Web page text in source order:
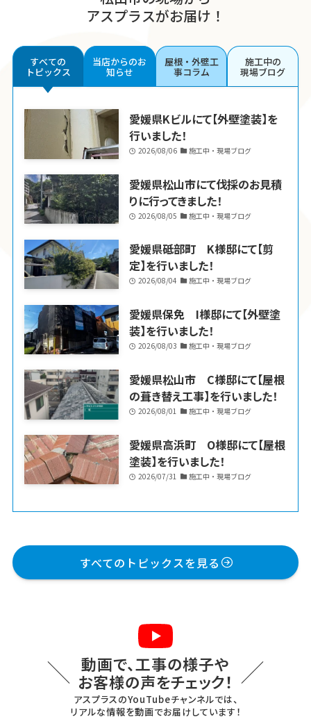
アスプラスがお届け！
すべての
トピックス
当店からのお
知らせ
屋根・外壁工
事コラム
施工中の
現場ブログ
愛媛県Kビルにて【外壁塗装】を
行いました！
2026/08/06 施工中・現場ブログ
愛媛県松山市にて伐採のお見積
りに行ってきました！
2026/08/05 施工中・現場ブログ
愛媛県砥部町 K様邸にて【剪
定】を行いました！
2026/08/04 施工中・現場ブログ
愛媛県保免 I様邸にて【外壁塗
装】を行いました！
2026/08/03 施工中・現場ブログ
愛媛県松山市 C様邸にて【屋根
の葺き替え工事】を行いました！
2026/08/01 施工中・現場ブログ
愛媛県高浜町 O様邸にて【屋根
塗装】を行いました！
2026/07/31 施工中・現場ブログ
すべてのトピックスを見る
動画で、工事の様子や
お客様の声をチェック！
アスプラスのYouTubeチャンネルでは、
リアルな情報を動画でお届けしています！